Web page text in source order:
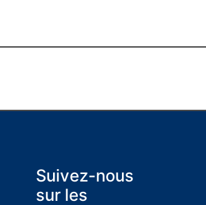
Suivez-nous
sur les